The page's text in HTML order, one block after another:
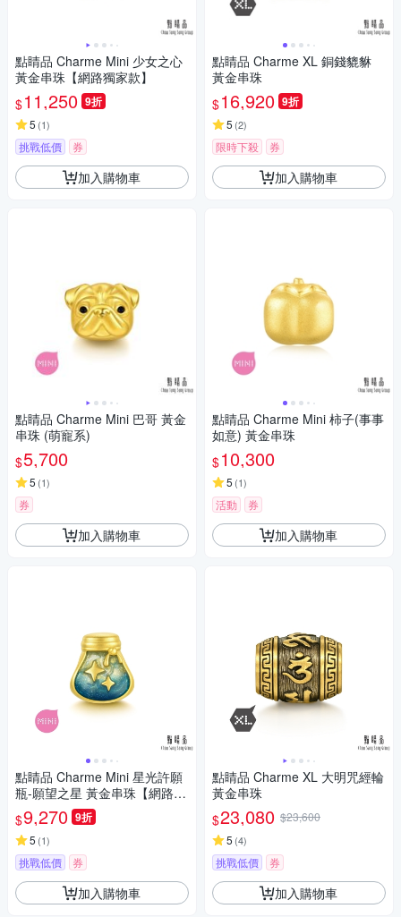
點睛品 Charme Mini 少女之心
黃金串珠【網路獨家款】
$11,250 9折
5 (1)
挑戰低價 券
加入購物車
點睛品 Charme Mini 巴哥 黃金
串珠 (萌寵系)
$5,700
5 (1)
券
加入購物車
點睛品 Charme Mini 星光許願
瓶-願望之星 黃金串珠【網路獨
家款】
$9,270 9折
5 (1)
挑戰低價 券
加入購物車
點睛品 Charme XL 銅錢貔貅
黃金串珠
$16,920 9折
5 (2)
限時下殺 券
加入購物車
點睛品 Charme Mini 柿子(事事
如意) 黃金串珠
$10,300
5 (1)
活動 券
加入購物車
點睛品 Charme XL 大明咒經輪
黃金串珠
$23,080 $23,600
5 (4)
挑戰低價 券
加入購物車